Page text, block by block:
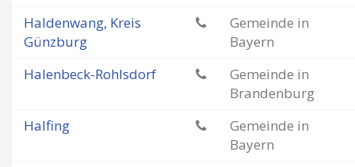
Haldenwang, Kreis
Günzburg
Gemeinde in
Bayern
Halenbeck-Rohlsdorf
Gemeinde in
Brandenburg
Halfing
Gemeinde in
Bayern